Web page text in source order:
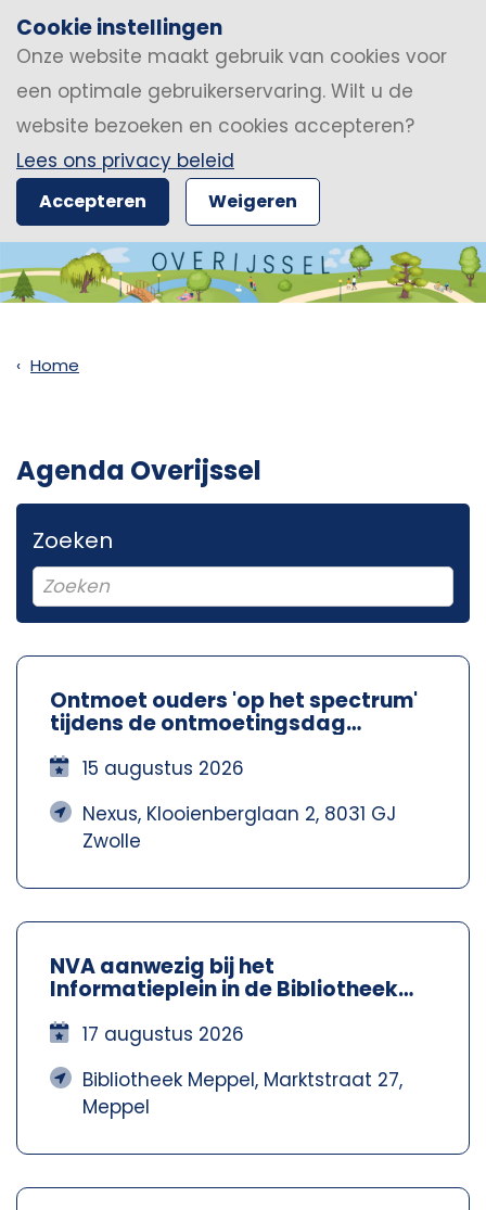
Cookie instellingen
Onze website maakt gebruik van cookies voor
een optimale gebruikerservaring. Wilt u de
website bezoeken en cookies accepteren?
Lees ons privacy beleid
Accepteren Weigeren
Home
Agenda Overijssel
Zoeken
Ontmoet ouders 'op het spectrum'
tijdens de ontmoetingsdag
15 augustus 2026
Nexus, Klooienberglaan 2, 8031 GJ
Zwolle
NVA aanwezig bij het
Informatieplein in de Bibliotheek
Meppel
17 augustus 2026
Bibliotheek Meppel, Marktstraat 27,
Meppel